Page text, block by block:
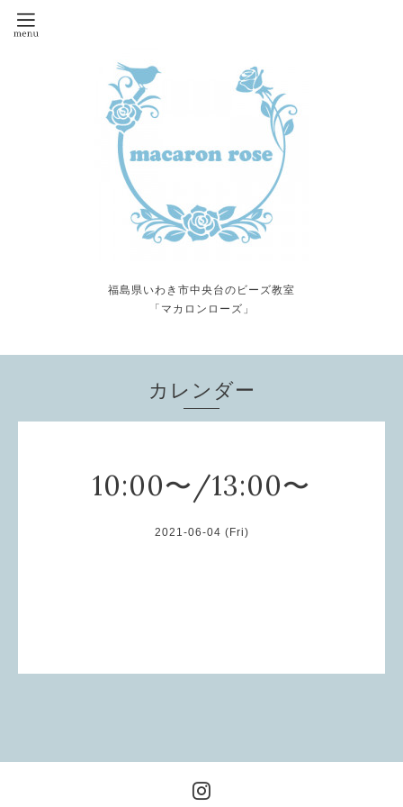
福島県いわき市中央台のビーズ教室
「マカロンローズ」
カレンダー
10:00〜/13:00〜
2021-06-04 (Fri)